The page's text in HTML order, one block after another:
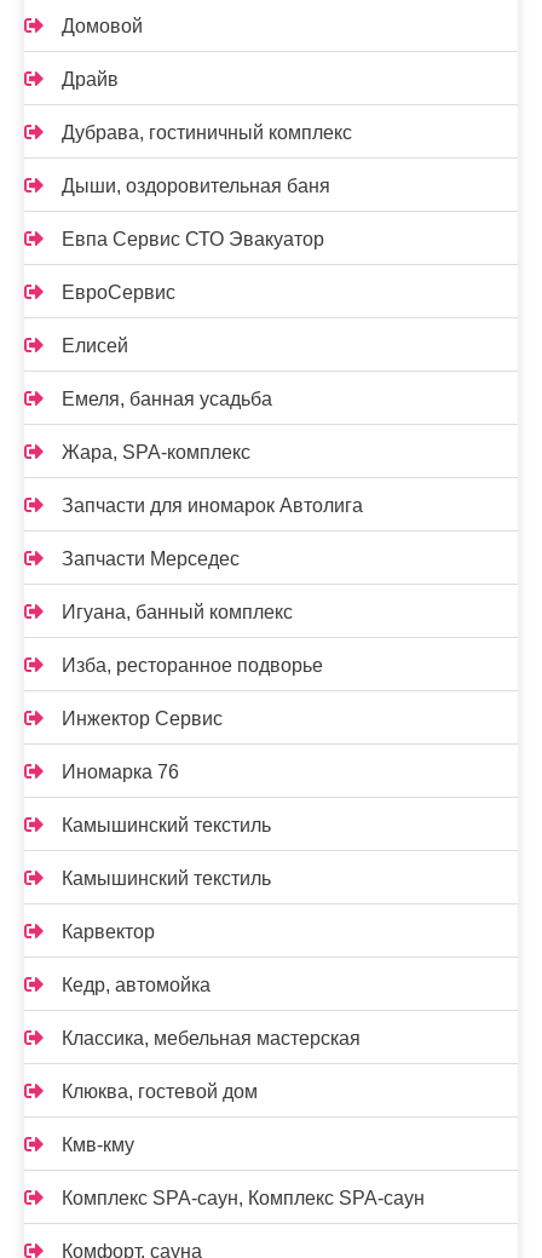
Домовой
Драйв
Дубрава, гостиничный комплекс
Дыши, оздоровительная баня
Евпа Сервис СТО Эвакуатор
ЕвроСервис
Елисей
Емеля, банная усадьба
Жара, SPA-комплекс
Запчасти для иномарок Автолига
Запчасти Мерседес
Игуана, банный комплекс
Изба, ресторанное подворье
Инжектор Сервис
Иномарка 76
Камышинский текстиль
Камышинский текстиль
Карвектор
Кедр, автомойка
Классика, мебельная мастерская
Клюква, гостевой дом
Кмв-кму
Комплекс SPA-саун, Комплекс SPA-саун
Комфорт, сауна